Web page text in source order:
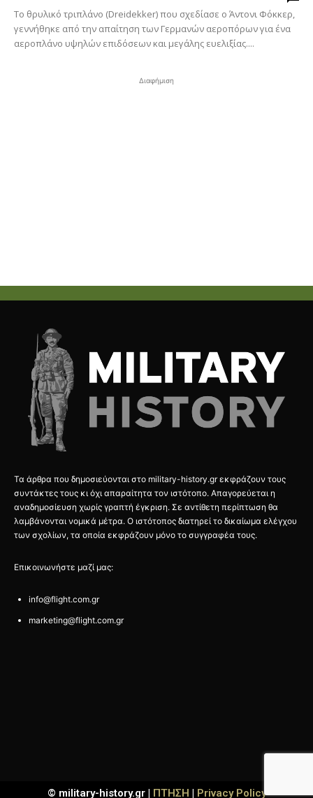
Tο θρυλικό τριπλάνο (Dreidekker) που σχεδίασε ο Άντονι Φόκκερ,
γεννήθηκε από την απαίτηση των Γερμανών αεροπόρων για ένα
αεροπλάνο υψηλών επιδόσεων και μεγάλης ευελιξίας....
Διαφήμιση
Τα άρθρα που δημοσιεύονται στο military-history.gr εκφράζουν τους
συντάκτες τους κι όχι απαραίτητα τον ιστότοπο. Απαγορεύεται η
αναδημοσίευση χωρίς γραπτή έγκριση. Σε αντίθετη περίπτωση θα
λαμβάνονται νομικά μέτρα. Ο ιστότοπος διατηρεί το δικαίωμα ελέγχου
των σχολίων, τα οποία εκφράζουν μόνο το συγγραφέα τους.
Επικοινωνήστε μαζί μας:
info@flight.com.gr
marketing@flight.com.gr
© military-history.gr | ΠΤΗΣΗ | Privacy Policy